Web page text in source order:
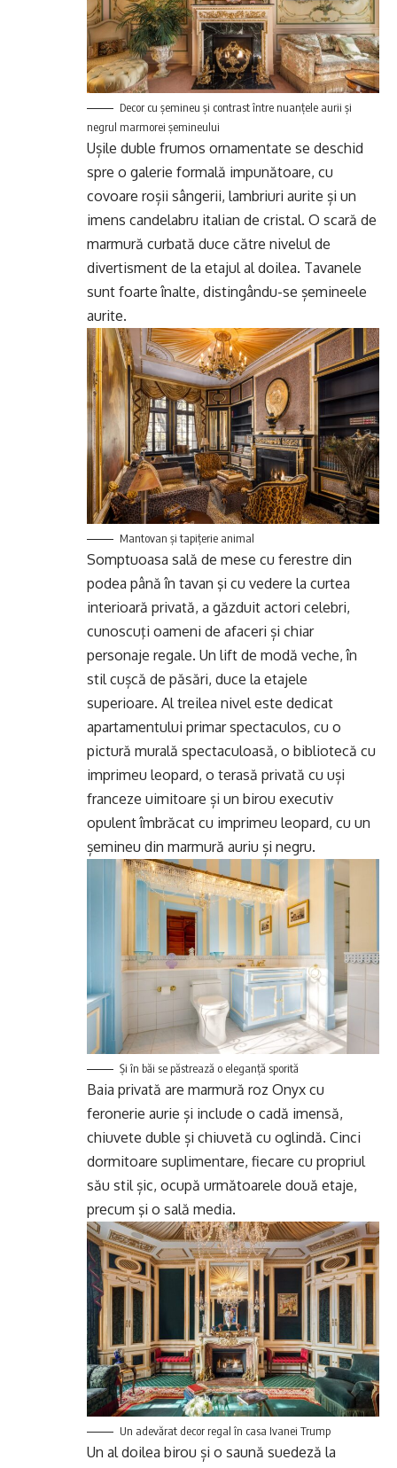
Decor cu şemineu şi contrast între nuanţele aurii şi
negrul marmorei şemineului
Ușile duble frumos ornamentate se deschid
spre o galerie formală impunătoare, cu
covoare roșii sângerii, lambriuri aurite și un
imens candelabru italian de cristal. O scară de
marmură curbată duce către nivelul de
divertisment de la etajul al doilea. Tavanele
sunt foarte înalte, distingându-se șemineele
aurite.
Mantovan şi tapiţerie animal
Somptuoasa sală de mese cu ferestre din
podea până în tavan şi cu vedere la curtea
interioară privată, a găzduit actori celebri,
cunoscuţi oameni de afaceri și chiar
personaje regale. Un lift de modă veche, în
stil cușcă de păsări, duce la etajele
superioare. Al treilea nivel este dedicat
apartamentului primar spectaculos, cu o
pictură murală spectaculoasă, o bibliotecă cu
imprimeu leopard, o terasă privată cu uși
franceze uimitoare și un birou executiv
opulent îmbrăcat cu imprimeu leopard, cu un
șemineu din marmură auriu și negru.
Şi în băi se păstrează o eleganţă sporită
Baia privată are marmură roz Onyx cu
feronerie aurie și include o cadă imensă,
chiuvete duble și chiuvetă cu oglindă. Cinci
dormitoare suplimentare, fiecare cu propriul
său stil șic, ocupă următoarele două etaje,
precum şi o sală media.
Un adevărat decor regal în casa Ivanei Trump
Un al doilea birou și o saună suedeză la